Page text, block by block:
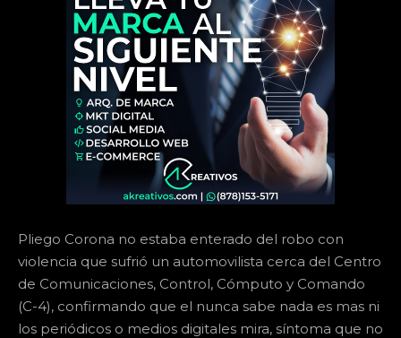
Pliego Corona no estaba enterado del robo con
violencia que sufrió un automovilista cerca del Centro
de Comunicaciones, Control, Cómputo y Comando
(C-4), confirmando que el nunca sabe nada es mas ni
los periódicos o medios digitales mira, síntoma que no